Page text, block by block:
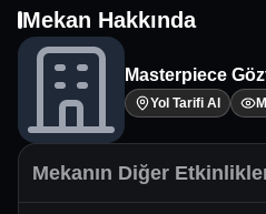
Mekan Hakkında
Masterpiece
Yol Tarifi Al
Mekanın Diğer